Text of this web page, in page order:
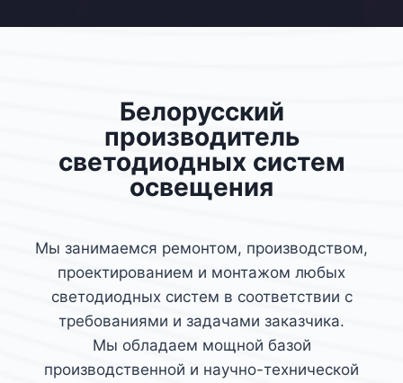
Белорусский
производитель
светодиодных систем
освещения
Мы занимаемся ремонтом, производством,
проектированием и монтажом любых
светодиодных систем в соответствии с
требованиями и задачами заказчика.
Мы обладаем мощной базой
производственной и научно-технической